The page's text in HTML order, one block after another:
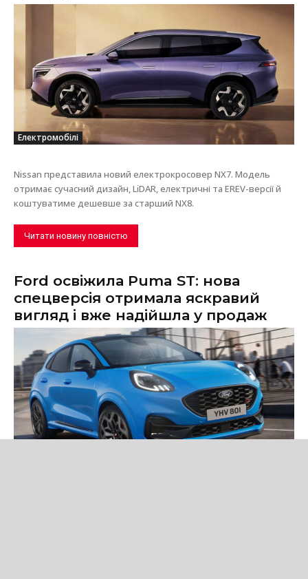
Електромобілі
Nissan представила новий електрокросовер NX7. Модель
отримає сучасний дизайн, LiDAR, електричні та EREV-версії й
коштуватиме дешевше за старший NX8.
Читати новину повністю
Ford освіжила Puma ST: нова
спецверсія отримала яскравий
вигляд і вже надійшла у продаж